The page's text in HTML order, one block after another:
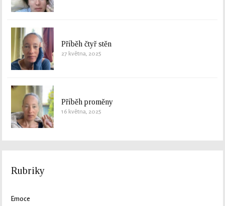
Příběh čtyř stěn
27 května, 2025
Příběh proměny
16 května, 2025
Rubriky
Emoce